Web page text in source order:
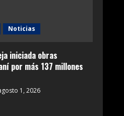
Noticias
iniciada obras
por más 137 millones
1, 2026